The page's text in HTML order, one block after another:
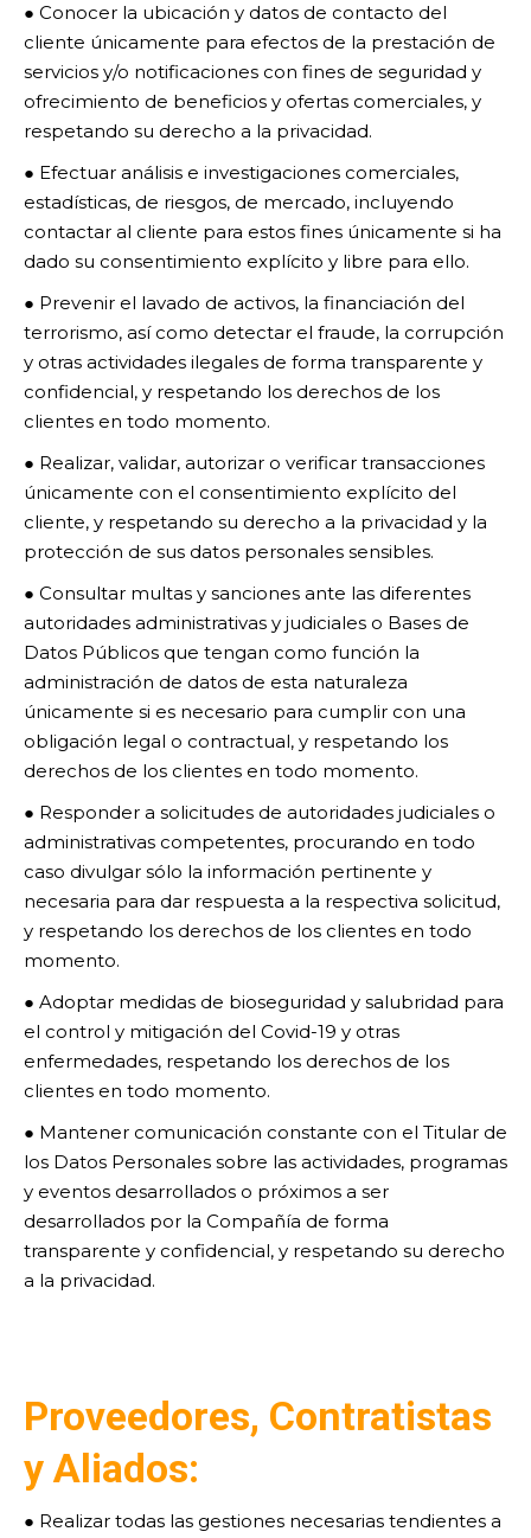
● Conocer la ubicación y datos de contacto del
cliente únicamente para efectos de la prestación de
servicios y/o notificaciones con fines de seguridad y
ofrecimiento de beneficios y ofertas comerciales, y
respetando su derecho a la privacidad.
● Efectuar análisis e investigaciones comerciales,
estadísticas, de riesgos, de mercado, incluyendo
contactar al cliente para estos fines únicamente si ha
dado su consentimiento explícito y libre para ello.
● Prevenir el lavado de activos, la financiación del
terrorismo, así como detectar el fraude, la corrupción
y otras actividades ilegales de forma transparente y
confidencial, y respetando los derechos de los
clientes en todo momento.
● Realizar, validar, autorizar o verificar transacciones
únicamente con el consentimiento explícito del
cliente, y respetando su derecho a la privacidad y la
protección de sus datos personales sensibles.
● Consultar multas y sanciones ante las diferentes
autoridades administrativas y judiciales o Bases de
Datos Públicos que tengan como función la
administración de datos de esta naturaleza
únicamente si es necesario para cumplir con una
obligación legal o contractual, y respetando los
derechos de los clientes en todo momento.
● Responder a solicitudes de autoridades judiciales o
administrativas competentes, procurando en todo
caso divulgar sólo la información pertinente y
necesaria para dar respuesta a la respectiva solicitud,
y respetando los derechos de los clientes en todo
momento.
● Adoptar medidas de bioseguridad y salubridad para
el control y mitigación del Covid-19 y otras
enfermedades, respetando los derechos de los
clientes en todo momento.
● Mantener comunicación constante con el Titular de
los Datos Personales sobre las actividades, programas
y eventos desarrollados o próximos a ser
desarrollados por la Compañía de forma
transparente y confidencial, y respetando su derecho
a la privacidad.
Proveedores, Contratistas
y Aliados:
● Realizar todas las gestiones necesarias tendientes a